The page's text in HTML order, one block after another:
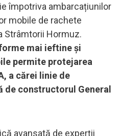
împotriva ambarcațiunilor
mobile de rachete
Strâmtorii Hormuz.
mai ieftine și
permite protejarea
a cărei linie de
de constructorul General
avansată de experții